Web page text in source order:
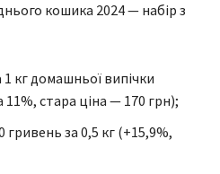
кошика 2024 — набір з
кг домашньої випічки
11%, стара ціна — 170 грн);
за 0,5 кг (+15,9%,